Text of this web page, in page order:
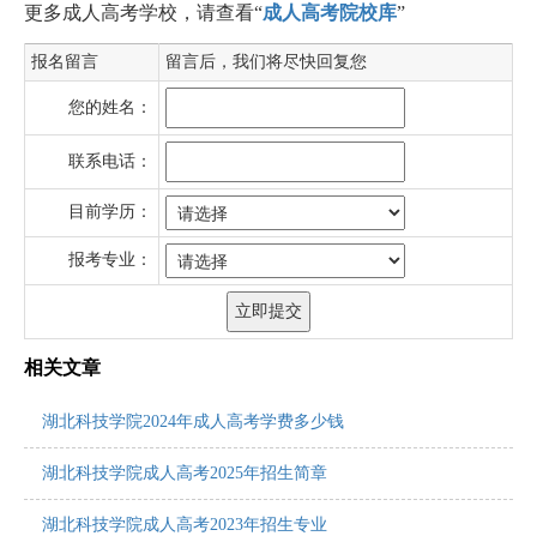
更多成人高考学校，请查看“成人高考院校库”
报名留言 留言后，我们将尽快回复您
您的姓名：
联系电话：
目前学历：
报考专业：
相关文章
湖北科技学院2024年成人高考学费多少钱
湖北科技学院成人高考2025年招生简章
湖北科技学院成人高考2023年招生专业